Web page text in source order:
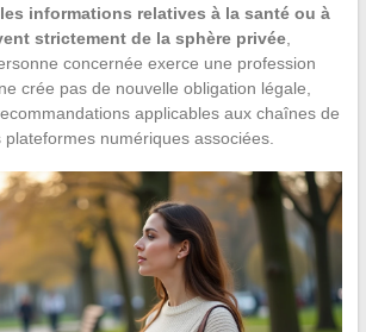
les informations relatives à la santé ou à
strictement de la sphère privée,
concernée exerce une profession
crée pas de nouvelle obligation légale,
applicables aux chaînes de
numériques associées.